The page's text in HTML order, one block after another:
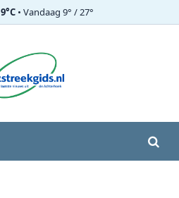
9°C• Vandaag 9° / 27°